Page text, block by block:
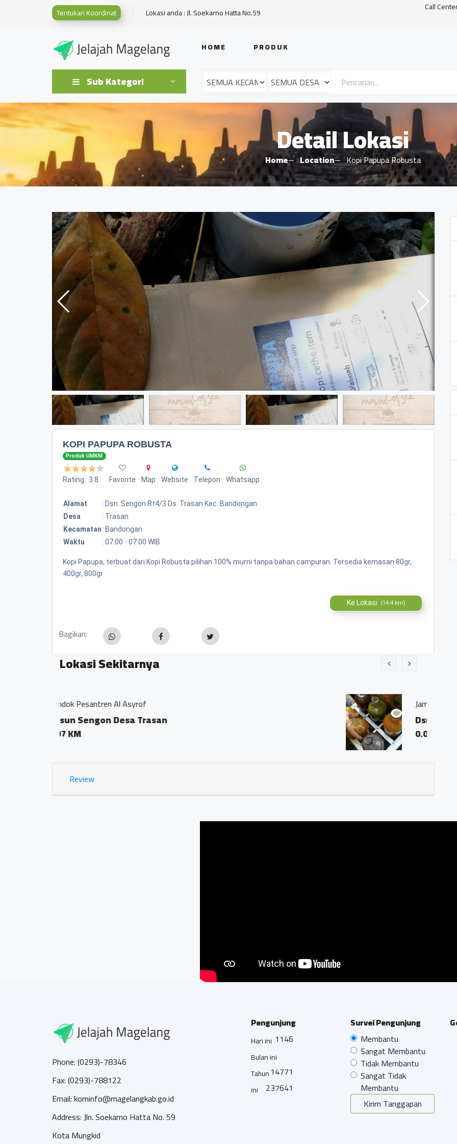
Tentukan Koordinat Lokasi anda : Jl. Soekarno Hatta No.59 Call
HOME PRODUK
Sub Kategori
Detail Lokasi
Home Location Kopi Papupa Robusta
KOPI PAPUPA ROBUSTA
Produk UMKM
Rating : 3.8 Favorite Map Website Telepon Whatsapp
Alamat : Dsn. Sengon Rt4/3 Ds. Trasan Kec. Bandongan
Desa
: Trasan
Kecamatan : Bandongan
Waktu
:07:00 - 07:00 WIB
Kopi Papupa, terbuat dari Kopi Robusta pilihan 100% murni tanpa bahan campuran. Tersedia kemasan 80gr,
400gr, 800gr
Ke Lokasi (14.4 km)
Bagikan:
Lokasi Sekitarnya
Dsn. Sengon RT04/03 Ds. Trasan Kec. Bandongan
Review
Phone: (0293)-78346
Fax: (0293)-788122
Email: kominfo@magelangkab.go.id
Address: Jln. Soekarno Hatta No. 59
Kota Mungkid
Pengunjung
Hari ini 1146
Bulan ini
14771
Tahun
ini
237641
Survei Pengunjung
Membantu
Sangat Membantu
Tidak Membantu
Sangat Tidak
Membantu
Kirim Tanggapan